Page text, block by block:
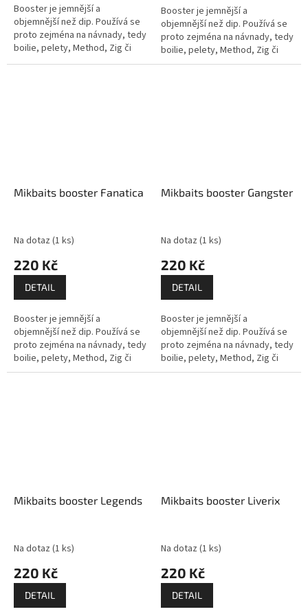
Booster je jemnější a
objemnější než dip. Používá se
proto zejména na návnady, tedy
boilie, pelety, Method, Zig či
PVA mixy, partikl a podobně. Je
Booster je jemnější a
objemnější než dip. Používá se
proto zejména na návnady, tedy
boilie, pelety, Method, Zig či
PVA mixy, partikl a podobně. Je
Mikbaits booster Fanatica
Na dotaz (1 ks)
220 Kč
DETAIL
Booster je jemnější a
objemnější než dip. Používá se
proto zejména na návnady, tedy
boilie, pelety, Method, Zig či
PVA mixy, partikl a podobně. Je
Mikbaits booster Gangster
Na dotaz (1 ks)
220 Kč
DETAIL
Booster je jemnější a
objemnější než dip. Používá se
proto zejména na návnady, tedy
boilie, pelety, Method, Zig či
PVA mixy, partikl a podobně. Je
Mikbaits booster Legends
Na dotaz (1 ks)
220 Kč
DETAIL
Mikbaits booster Liverix
Na dotaz (1 ks)
220 Kč
DETAIL